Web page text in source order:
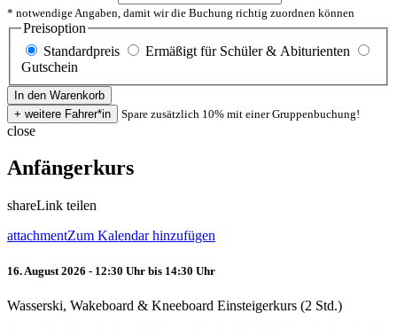
* notwendige Angaben, damit wir die Buchung richtig zuordnen können
Preisoption
Standardpreis
Ermäßigt für Schüler & Abiturienten
Gutschein
Spare zusätzlich 10% mit einer Gruppenbuchung!
close
Anfängerkurs
shareLink teilen
attachmentZum Kalendar hinzufügen
16. August 2026 - 12:30 Uhr bis 14:30 Uhr
Wasserski, Wakeboard & Kneeboard Einsteigerkurs (2 Std.)